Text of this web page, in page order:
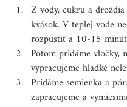
Z vody, cukru a
kvások. V teplej vode
rozpustiť a 10-15
Potom pridáme vločky,
vypracujeme hladké
Pridáme semienka a
zapracujeme a